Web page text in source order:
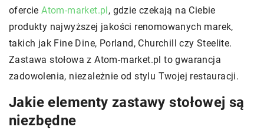
ofercieAtom-market.pl, gdzie czekają na Ciebie
produkty najwyższej jakości renomowanych marek,
takich jak Fine Dine, Porland, Churchill czy Steelite.
Zastawa stołowa z Atom-market.pl to gwarancja
zadowolenia, niezależnie od stylu Twojej restauracji.
Jakie elementy zastawy stołowej są
niezbędne